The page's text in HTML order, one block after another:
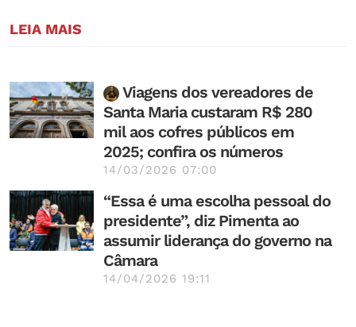
LEIA MAIS
Viagens dos vereadores de
Santa Maria custaram R$ 280
mil aos cofres públicos em
2025; confira os números
14/03/2026 07:00
“Essa é uma escolha pessoal do
presidente”, diz Pimenta ao
assumir liderança do governo na
Câmara
14/04/2026 19:11